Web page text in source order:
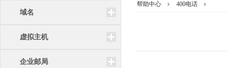
域名
虚拟主机
企业邮局
帮助中心 400电话